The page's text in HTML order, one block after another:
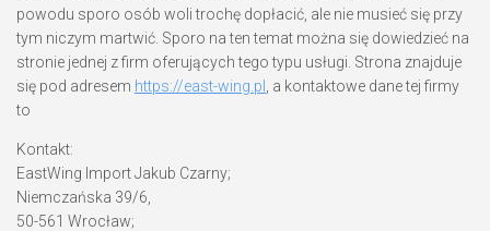
powodu sporo osób woli trochę dopłacić, ale nie musieć się przy
tym niczym martwić. Sporo na ten temat można się dowiedzieć na
stronie jednej z firm oferujących tego typu usługi. Strona znajduje
się pod adresem https://east-wing.pl
, a kontaktowe dane tej firmy
to
Kontakt:
EastWing Import Jakub Czarny;
Niemczańska 39/6,
50-561 Wrocław;